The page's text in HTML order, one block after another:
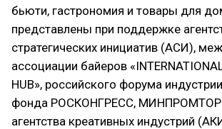
бьюти, гастрономия и товары для
представлены при поддержке
стратегических инициатив (АСИ),
ассоциации байеров
HUB», российского форума
фонда РОСКОНГРЕСС,
агентства креативных индустрий